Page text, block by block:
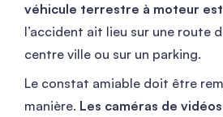
véhicule terrestre à moteur
l’accident ait lieu sur une route
centre ville ou sur un parking.
Le constat amiable doit être
manière. Les caméras de